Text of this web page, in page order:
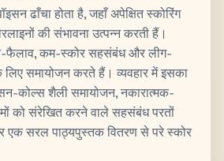
ढाँचा होता है, जहाँ अपेक्षित स्कोरिंग
की संभावना उत्पन्न करती हैं।
फैलाव, कम-स्कोर सहसंबंध और लीग-
लिए समायोजन करते हैं। व्यवहार में इसका
कोल्स शैली समायोजन, नकारात्मक-
को संरेखित करने वाले सहसंबंध परतों
सरल पाठ्यपुस्तक वितरण से परे स्कोर